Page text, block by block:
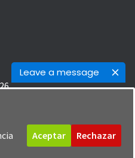
Leave a message
con Storefront y
Aceptar Rechazar